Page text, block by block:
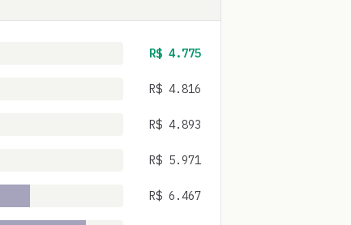
R$ 4.775
R$ 4.816
R$ 4.893
R$ 5.971
R$ 6.467